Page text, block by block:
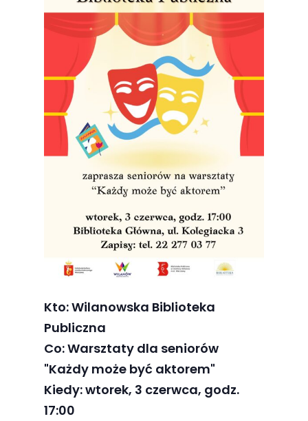
Kto: Wilanowska Biblioteka
Publiczna
Co: Warsztaty dla seniorów
"Każdy może być aktorem"
Kiedy: wtorek, 3 czerwca, godz.
17:00
Statystyka
Abyśmy mogli
poprawić
funkcjonalność
i strukturę
internetowej,
na podstawie
Doświadczenie
Aby nasza
działała jak
najlepiej
podczas
twojego